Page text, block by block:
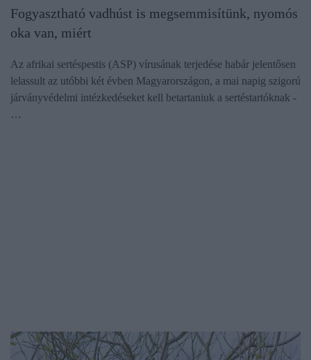
Fogyasztható vadhúst is megsemmisítünk, nyomós
oka van, miért
Az afrikai sertéspestis (ASP) vírusának terjedése habár jelentősen
lelassult az utóbbi két évben Magyarországon, a mai napig szigorú
járványvédelmi intézkedéseket kell betartaniuk a sertéstartóknak -
…